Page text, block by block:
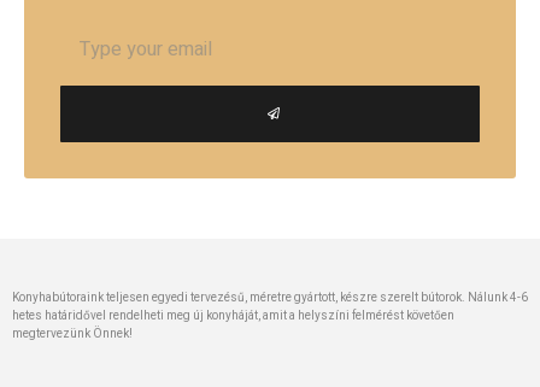
Konyhabútoraink teljesen egyedi tervezésű, méretre gyártott, készre szerelt bútorok. Nálunk 4-6
hetes határidővel rendelheti meg új konyháját, amit a helyszíni felmérést követően
megtervezünk Önnek!